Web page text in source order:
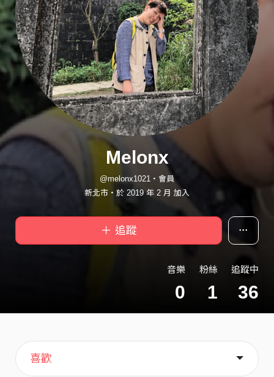
Melonx
@melonx1021・會員
新北市・於 2019 年 2 月 加入
＋ 追蹤
音樂
0
粉絲
1
追蹤中
36
主頁
喜歡
關於